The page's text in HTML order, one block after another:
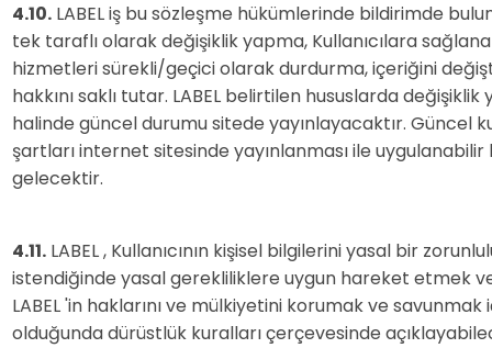
4.10. LABEL iş bu sözleşme hükümlerinde bildirimde
tek taraflı olarak değişiklik yapma, Kullanıcılara
hizmetleri sürekli/geçici olarak durdurma, içeriğini
hakkını saklı tutar. LABEL belirtilen hususlarda değişiklik
halinde güncel durumu sitede yayınlayacaktır. Güncel
şartları internet sitesinde yayınlanması ile uygulanabilir
gelecektir.
4.11. LABEL , Kullanıcının kişisel bilgilerini yasal bir
istendiğinde yasal gerekliliklere uygun hareket etmek
LABEL 'in haklarını ve mülkiyetini korumak ve savunmak
olduğunda dürüstlük kuralları çerçevesinde